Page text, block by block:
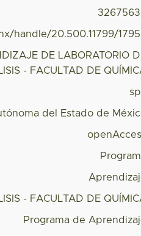
handle/20.500.11799/
DE LABORATORIO
- FACULTAD DE
del Estado de
- FACULTAD DE
Programa de